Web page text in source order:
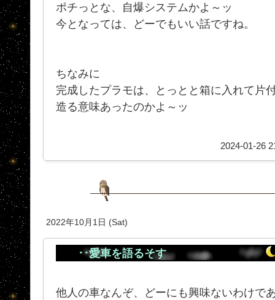
ポチっとな、自爆システムかよ～ッ
今となっては、どーでもいい話ですね。
ちなみに
完成したプラモは、とっとと箱に入れて片
造る意味あったのかよ～ッ
2024-01-26
2022年10月1日 (Sat)
･･愛車を語るそす
他人の車なんぞ、どーにも興味ないわけで